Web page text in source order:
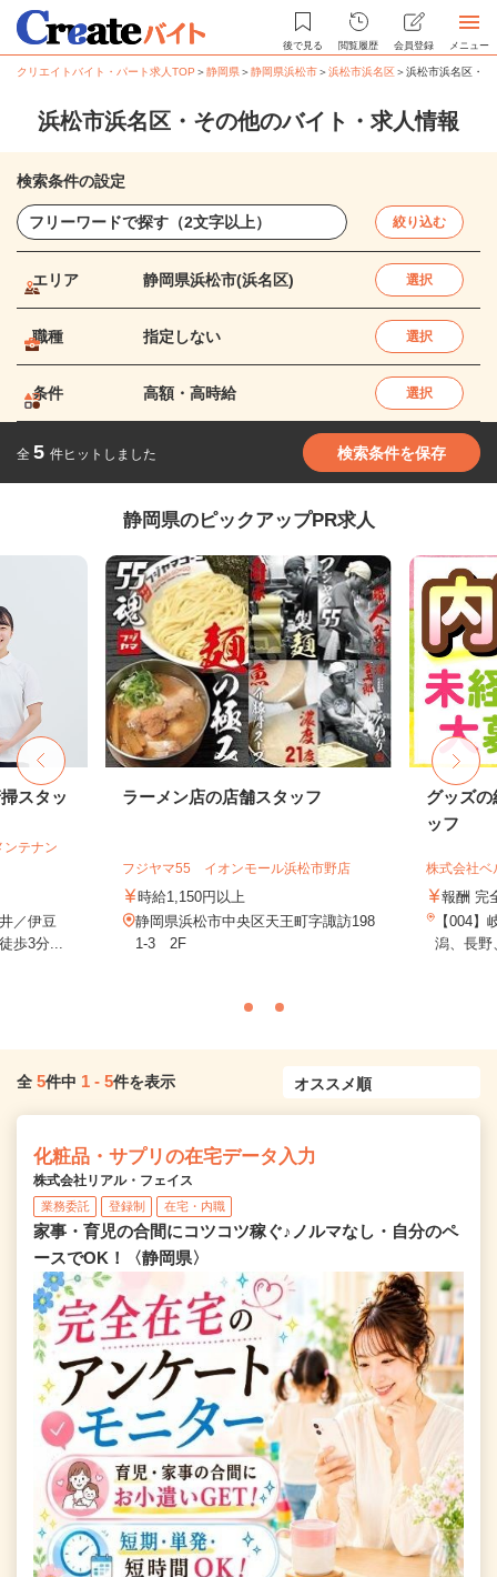
後で見る 閲覧履歴 会員登録 メニュー
クリエイトバイト・パート求人TOP ＞静岡県＞静岡県浜松市＞浜松市浜名区＞浜松市浜名区・
浜松市浜名区・その他のバイト・求人情報
検索条件の設定
絞り込む
エリア 静岡県浜松市(浜名区) 選択
職種 指定しない 選択
条件 高額・高時給 選択
全 5 件ヒットしました 検索条件を保存
静岡県のピックアップPR求人
スタッ
ンテナン
／伊豆
歩3分...
ラーメン店の店舗スタッフ
フジヤマ55 イオンモール浜松市野店
時給1,150円以上
静岡県浜松市中央区天王町字諏訪198
1-3 2F
グッズ
ッフ
株式会社ベ
報酬 完
【004】
潟、長野
全 5件中 1 - 5件を表示
化粧品・サプリの在宅データ入力
株式会社リアル・フェイス
業務委託 登録制 在宅・内職
家事・育児の合間にコツコツ稼ぐ♪ノルマなし・自分のペ
ースでOK！〈静岡県〉